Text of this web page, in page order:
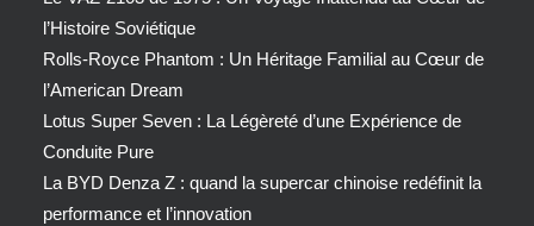
l’Histoire Soviétique
Rolls-Royce Phantom : Un Héritage Familial au Cœur de
l’American Dream
Lotus Super Seven : La Légèreté d’une Expérience de
Conduite Pure
La BYD Denza Z : quand la supercar chinoise redéfinit la
performance et l’innovation